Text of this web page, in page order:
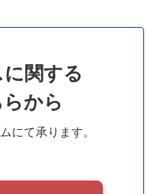
関する
から
にて承ります。